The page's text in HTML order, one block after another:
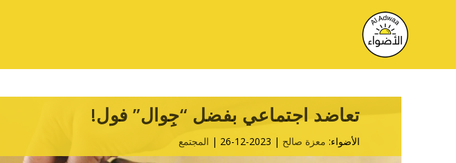
تعاضد اجتماعي بفضل “جِوال” فول!
الأضواء: معزة صالح | 2023-12-26 | المجتمع